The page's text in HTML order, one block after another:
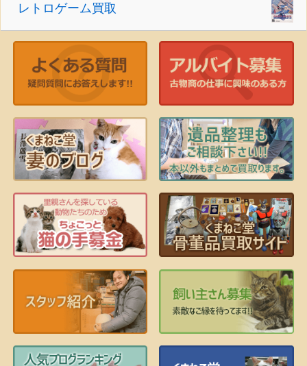
レトロゲーム買取